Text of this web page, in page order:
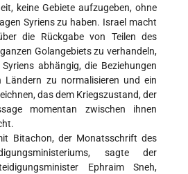
keine Gebiete aufzugeben, ohne
Syriens zu haben. Israel macht
die Rückgabe von Teilen des
Golangebiets zu verhandeln,
abhängig, die Beziehungen
Ländern zu normalisieren und ein
das dem Kriegszustand, der
momentan zwischen ihnen
Bitachon, der Monatsschrift des
sagte der
Ephraim Sneh,